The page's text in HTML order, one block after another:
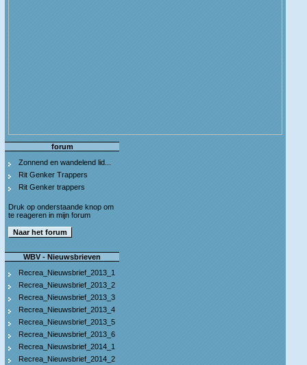
forum
Zonnend en wandelend lid...
Rit Genker Trappers
Rit Genker trappers
Druk op onderstaande knop om
te reageren in mijn forum
WBV - Nieuwsbrieven
Recrea_Nieuwsbrief_2013_1
Recrea_Nieuwsbrief_2013_2
Recrea_Nieuwsbrief_2013_3
Recrea_Nieuwsbrief_2013_4
Recrea_Nieuwsbrief_2013_5
Recrea_Nieuwsbrief_2013_6
Recrea_Nieuwsbrief_2014_1
Recrea_Nieuwsbrief_2014_2